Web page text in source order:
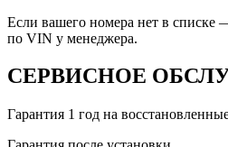
Если вашего номера нет в списке
по VIN у менеджера.
СЕРВИСНОЕ
Гарантия 1 год на